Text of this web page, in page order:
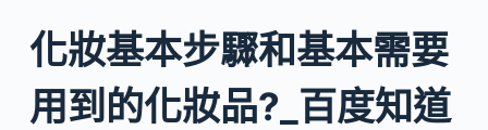
化妝基本步驟和基本需要
用到的化妝品?_百度知道